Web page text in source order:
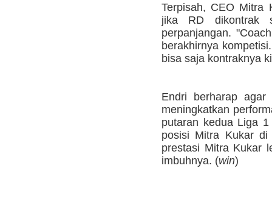
Terpisah, CEO Mitra
jika RD dikontrak
perpanjangan.
berakhirnya
bisa saja kontraknya
Endri berharap agar
meningkatkan
putaran kedua Liga
posisi Mitra Kukar
prestasi Mitra Kukar
imbuhnya. (win)